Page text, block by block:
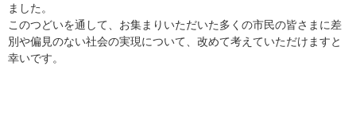
ました。
このつどいを通して、お集まりいただいた多くの市民の皆さまに差
別や偏見のない社会の実現について、改めて考えていただけますと
幸いです。